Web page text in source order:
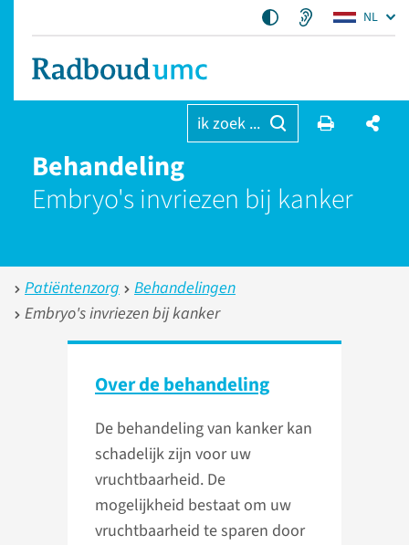
NL
ik zoek ...
Behandeling
Embryo's invriezen bij kanker
Patiëntenzorg
Behandelingen
Embryo's invriezen bij kanker
Over de behandeling
De behandeling van kanker kan
schadelijk zijn voor uw
vruchtbaarheid. De
mogelijkheid bestaat om uw
vruchtbaarheid te sparen door